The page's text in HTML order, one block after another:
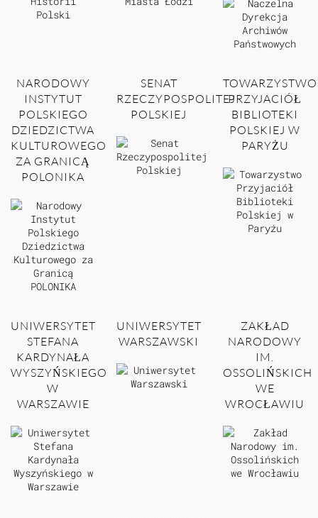
NARODOWY
INSTYTUT
POLSKIEGO
DZIEDZICTWA
KULTUROWEGO
ZA GRANICĄ
POLONIKA
SENAT
RZECZYPOSPOLITEJ
POLSKIEJ
TOWARZYSTWO
PRZYJACIÓŁ
BIBLIOTEKI
POLSKIEJ W
PARYŻU
UNIWERSYTET
STEFANA
KARDYNAŁA
WYSZYŃSKIEGO
W
WARSZAWIE
UNIWERSYTET
WARSZAWSKI
ZAKŁAD
NARODOWY
IM.
OSSOLIŃSKICH
WE
WROCŁAWIU